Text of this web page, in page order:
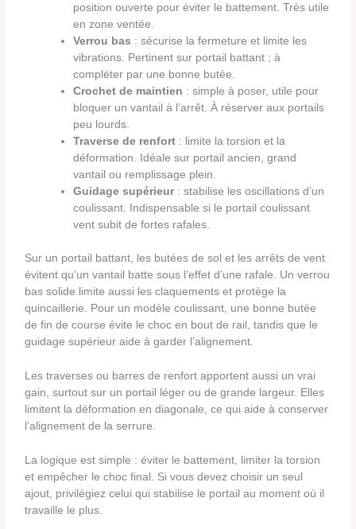
position ouverte pour éviter le battement. Très utile
en zone ventée.
Verrou bas : sécurise la fermeture et limite les
vibrations. Pertinent sur portail battant ; à
compléter par une bonne butée.
Crochet de maintien : simple à poser, utile pour
bloquer un vantail à l’arrêt. À réserver aux portails
peu lourds.
Traverse de renfort : limite la torsion et la
déformation. Idéale sur portail ancien, grand
vantail ou remplissage plein.
Guidage supérieur: stabilise les oscillations d’un
coulissant. Indispensable si le portail coulissant
vent subit de fortes rafales.
Sur un portail battant, les butées de sol et les arrêts de vent
évitent qu’un vantail batte sous l’effet d’une rafale. Un verrou
bas solide limite aussi les claquements et protège la
quincaillerie. Pour un modèle coulissant, une bonne butée
de fin de course évite le choc en bout de rail, tandis que le
guidage supérieur aide à garder l’alignement.
Les traverses ou barres de renfort apportent aussi un vrai
gain, surtout sur un portail léger ou de grande largeur. Elles
limitent la déformation en diagonale, ce qui aide à conserver
l’alignement de la serrure.
La logique est simple : éviter le battement, limiter la torsion
et empêcher le choc final. Si vous devez choisir un seul
ajout, privilégiez celui qui stabilise le portail au moment où il
travaille le plus.